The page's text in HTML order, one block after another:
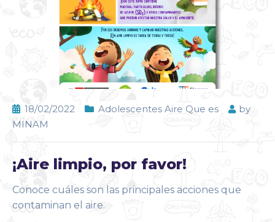
18/02/2022 Adolescentes Aire Que es
by
MINAM
¡Aire limpio, por favor!
Conoce cuáles son las principales acciones que
contaminan el aire.